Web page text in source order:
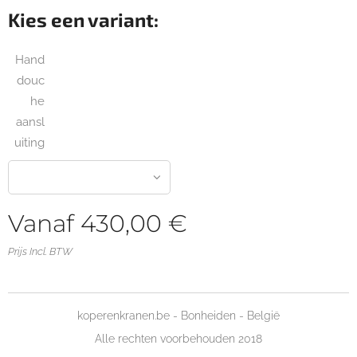
Kies een variant:
Hand
douc
he
aansl
uiting
Vanaf 430,00 €
Prijs Incl. BTW
koperenkranen.be - Bonheiden - België
Alle rechten voorbehouden 2018